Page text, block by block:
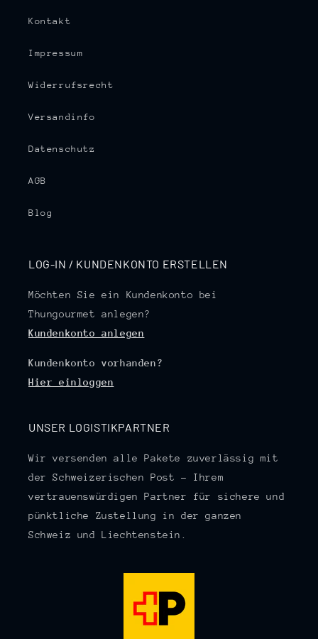
Kontakt
Impressum
Widerrufsrecht
Versandinfo
Datenschutz
AGB
Blog
LOG-IN / KUNDENKONTO ERSTELLEN
Möchten Sie ein Kundenkonto bei
Thungourmet anlegen?
Kundenkonto anlegen
Kundenkonto vorhanden?
Hier einloggen
UNSER LOGISTIKPARTNER
Wir versenden alle Pakete zuverlässig mit
der Schweizerischen Post – Ihrem
vertrauenswürdigen Partner für sichere und
pünktliche Zustellung in der ganzen
Schweiz und Liechtenstein.